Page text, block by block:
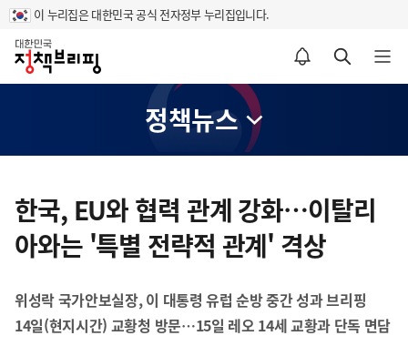
이 누리집은 대한민국 공식 전자정부 누리집입니다.
홈
알림설정 바로가기 검색 바로가기 메뉴 열기
정책뉴스
텐
츠
영
한국, EU와 협력 관계 강화…이탈리
아와는 '특별 전략적 관계' 격상
위성락 국가안보실장, 이 대통령 유럽 순방 중간 성과 브리핑
14일(현지시간) 교황청 방문…15일 레오 14세 교황과 단독 면담